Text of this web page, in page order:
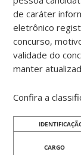
de caráter
eletrônico
concurso,
validade do
manter
Confira a
CARGO